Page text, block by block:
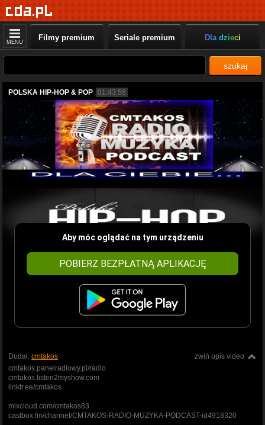
MENU Filmy premium Seriale premium Dla dzieci
szukaj
POLSKA HIP-HOP & POP 01:43:56
Aby móc oglądać na tym urządzeniu
POBIERZ BEZPŁATNĄ APLIKACJĘ
zwiń opis video
Dodał: cmtakos
cmtakos.panelradiowy.pl/radio
cmtakos.listen2myshow.com
linktr.ee/cmtakos
mixcloud.com/cmtakos83
castbox.fm/channel/CMTAKOS-RADIO-MUZYKA-PODCAST-id4918320